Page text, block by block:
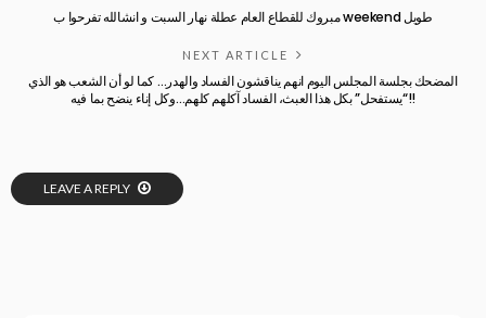
مبروك للقطاع العام عطلة نهار السبت و انشالله تفرحوا ب weekend طويل
NEXT ARTICLE
المضحك بجلسة المجلس اليوم انهم يناقشون الفساد والهدر… كما لو أن الشعب هو الذي
“يستفحل” بكل هذا العبث، الفساد آكلهم كلهم…وكل إناء ينضح بما فيه!!
LEAVE A REPLY